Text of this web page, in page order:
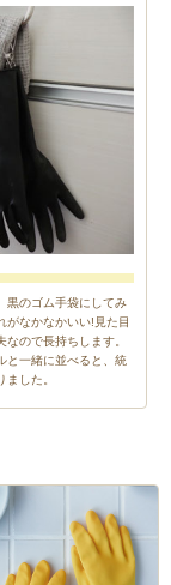
黒のゴム手袋にしてみ
がなかなかいい!見た目
ので長持ちします。
と一緒に並べると、統
した。